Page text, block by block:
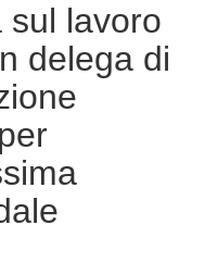
sul lavoro
delega di